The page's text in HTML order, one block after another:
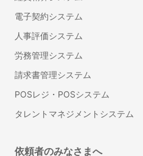
LMS（学習管理システム）
総務・法務
Web会議ツール
IT資産管理システム
オンラインストレージ
ナレッジマネジメントツール
電子契約システム
人事評価システム
労務管理システム
請求書管理システム
POSレジ・POSシステム
タレントマネジメントシステム
依頼者のみなさまへ